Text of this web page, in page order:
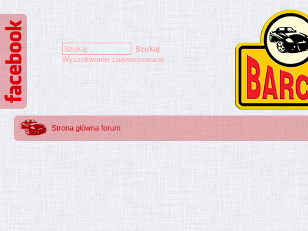
Wyszukiwanie zaawansowane
Strona główna forum